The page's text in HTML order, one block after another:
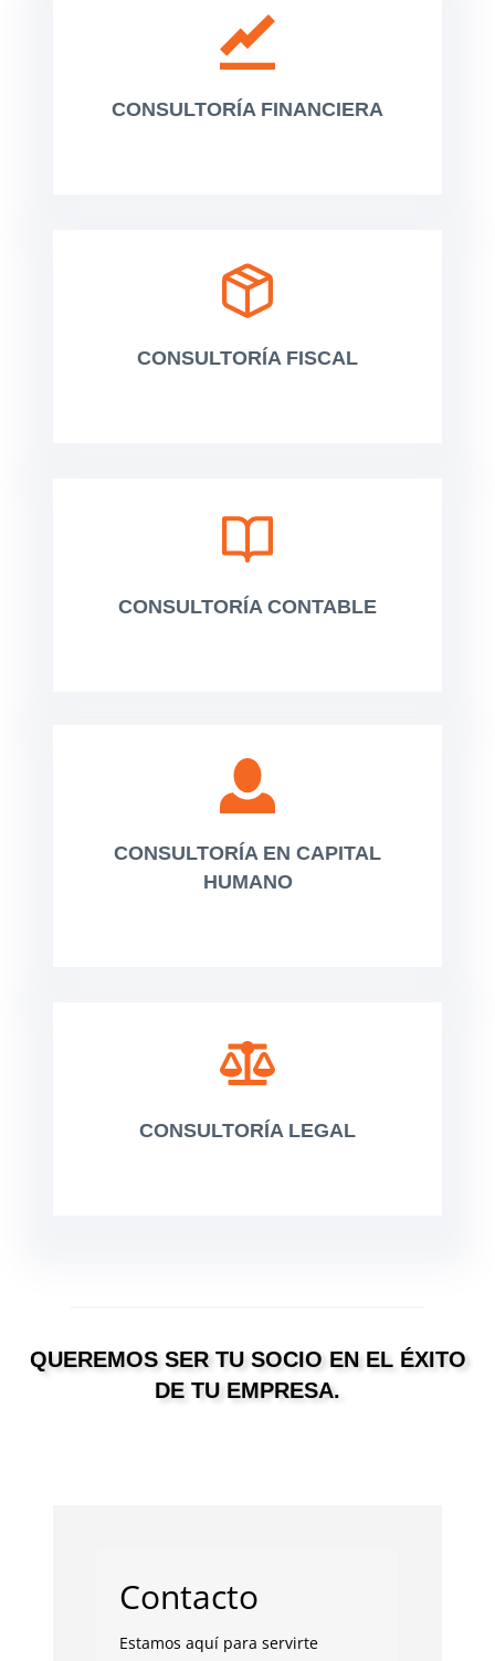
CONSULTORÍA FINANCIERA
CONSULTORÍA FISCAL
CONSULTORÍA CONTABLE
CONSULTORÍA EN CAPITAL
HUMANO
CONSULTORÍA LEGAL
QUEREMOS SER TU SOCIO EN EL ÉXITO
DE TU EMPRESA.
Contacto
Estamos aquí para servirte